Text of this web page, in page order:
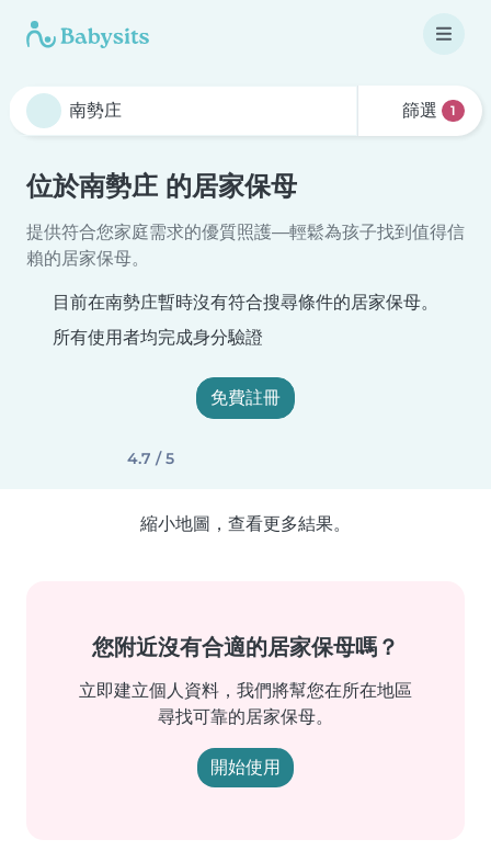
篩選 1
位於南勢庄 的居家保母
提供符合您家庭需求的優質照護—輕鬆為孩子找到值得信
賴的居家保母。
目前在南勢庄暫時沒有符合搜尋條件的居家保母。
所有使用者均完成身分驗證
免費註冊
4.7 / 5
縮小地圖，查看更多結果。
您附近沒有合適的居家保母嗎？
立即建立個人資料，我們將幫您在所在地區
尋找可靠的居家保母。
開始使用